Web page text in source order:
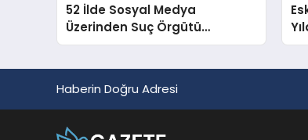
52 İlde Sosyal Medya
Üzerinden Suç Örgütü
Propagandasına Operasyon
Haberin Doğru Adresi